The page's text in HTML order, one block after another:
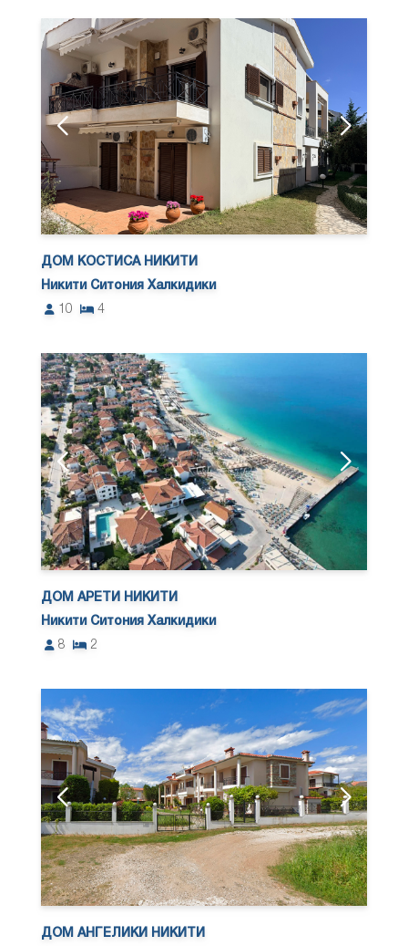
ДОМ КОСТИСА НИКИТИ
Никити Ситония Халкидики
10
4
ДОМ АРЕТИ НИКИТИ
Никити Ситония Халкидики
8
2
ДОМ АНГЕЛИКИ НИКИТИ